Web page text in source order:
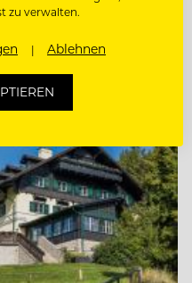
zu verwalten.
Ablehnen